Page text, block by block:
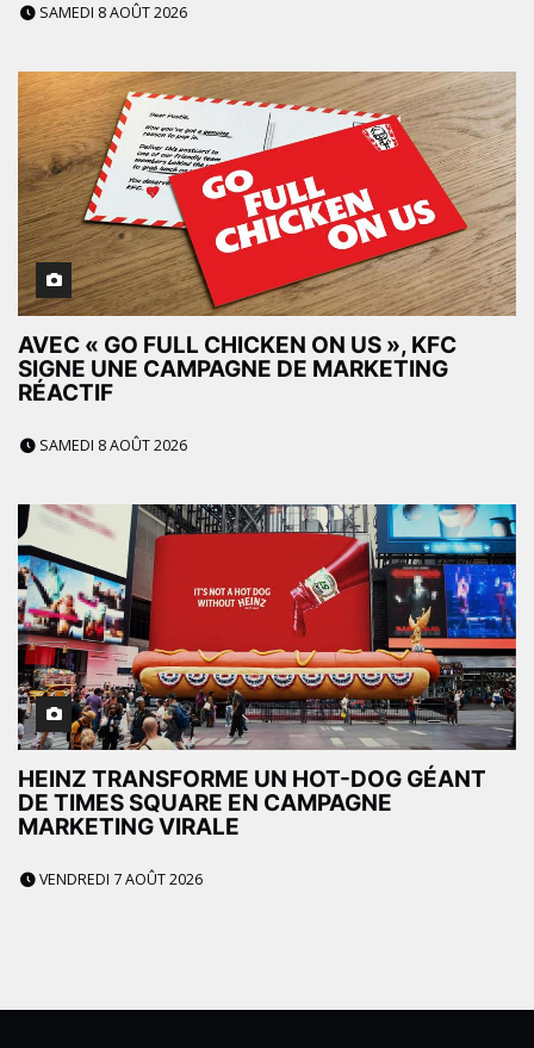
SAMEDI 8 AOÛT 2026
AVEC « GO FULL CHICKEN ON US », KFC
SIGNE UNE CAMPAGNE DE MARKETING
RÉACTIF
SAMEDI 8 AOÛT 2026
HEINZ TRANSFORME UN HOT-DOG GÉANT
DE TIMES SQUARE EN CAMPAGNE
MARKETING VIRALE
VENDREDI 7 AOÛT 2026